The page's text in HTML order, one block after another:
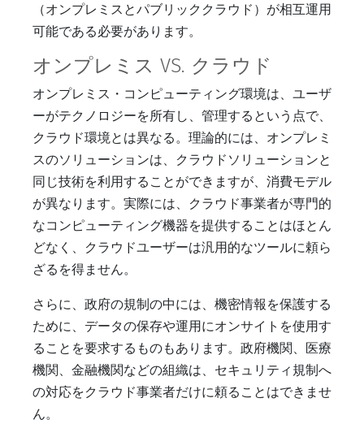
（オンプレミスとパブリッククラウド）が相互運用
可能である必要があります。
オンプレミス VS. クラウド
オンプレミス・コンピューティング環境は、ユーザ
ーがテクノロジーを所有し、管理するという点で、
クラウド環境とは異なる。理論的には、オンプレミ
スのソリューションは、クラウドソリューションと
同じ技術を利用することができますが、消費モデル
が異なります。実際には、クラウド事業者が専門的
なコンピューティング機器を提供することはほとん
どなく、クラウドユーザーは汎用的なツールに頼ら
ざるを得ません。
さらに、政府の規制の中には、機密情報を保護する
ために、データの保存や運用にオンサイトを使用す
ることを要求するものもあります。政府機関、医療
機関、金融機関などの組織は、セキュリティ規制へ
の対応をクラウド事業者だけに頼ることはできませ
ん。